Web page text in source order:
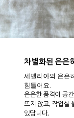
차별화된 은은
세벨리아의 은은
힘들어요.
은은한 품격이 공
뜨지 않고, 작업실
있답니다.